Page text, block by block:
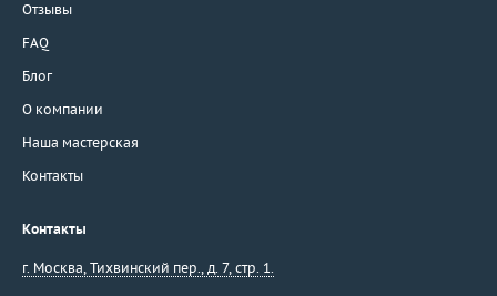
Отзывы
FAQ
Блог
О компании
Наша мастерская
Контакты
Контакты
г. Москва, Тихвинский пер., д. 7, стр. 1.